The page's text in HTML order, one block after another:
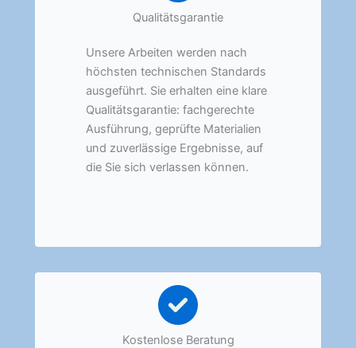
Qualitätsgarantie
Unsere Arbeiten werden nach
höchsten technischen Standards
ausgeführt. Sie erhalten eine klare
Qualitätsgarantie: fachgerechte
Ausführung, geprüfte Materialien
und zuverlässige Ergebnisse, auf
die Sie sich verlassen können.
Kostenlose Beratung